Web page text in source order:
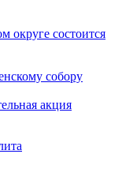
округе состоится
собору
акция